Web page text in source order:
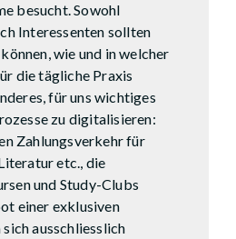
besucht. Sowohl
Interessenten sollten
wie und in welcher
die tägliche Praxis
für uns wichtiges
zu digitalisieren:
Zahlungsverkehr für
etc., die
und Study-Clubs
einer exklusiven
ausschliesslich